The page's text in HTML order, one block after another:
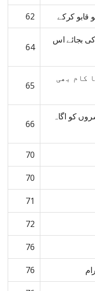
قابو کرکے 62
بجائے اس
64
کام بھی
65
کو اگاہ
66
70
70
71
72
76
76